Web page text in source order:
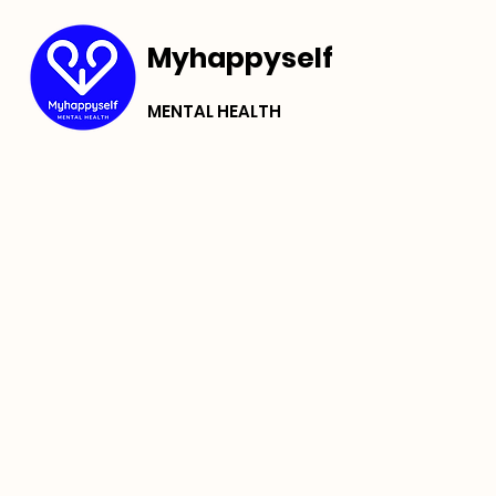
Myhappyself
MENTAL HEALTH